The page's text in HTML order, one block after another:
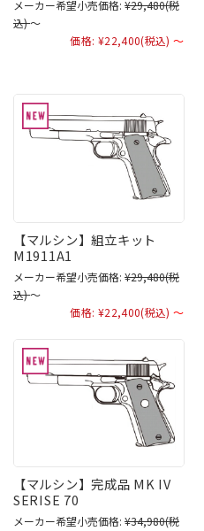
メーカー希望小売価格: ¥29,480(税
込)～
価格: ¥22,400(税込) ～
【マルシン】組立キット
M1911A1
メーカー希望小売価格: ¥29,480(税
込)～
価格: ¥22,400(税込) ～
【マルシン】完成品 MK IV
SERISE 70
メーカー希望小売価格: ¥34,980(税